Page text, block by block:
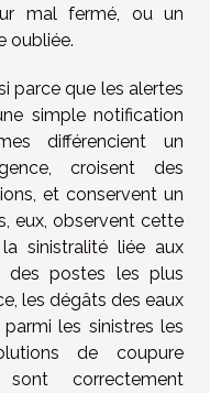
mal fermé, ou un
oubliée.
parce que les alertes
simple notification
différencient un
croisent des
et conservent un
eux, observent cette
sinistralité liée aux
des postes les plus
les dégâts des eaux
les sinistres les
de coupure
sont correctement